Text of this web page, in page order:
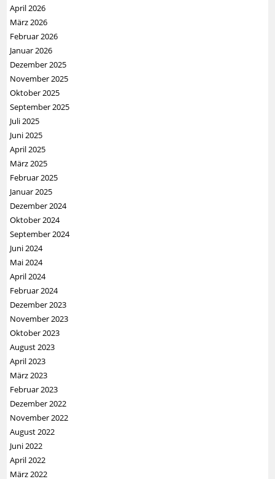
April 2026
März 2026
Februar 2026
Januar 2026
Dezember 2025
November 2025
Oktober 2025
September 2025
Juli 2025
Juni 2025
April 2025
März 2025
Februar 2025
Januar 2025
Dezember 2024
Oktober 2024
September 2024
Juni 2024
Mai 2024
April 2024
Februar 2024
Dezember 2023
November 2023
Oktober 2023
August 2023
April 2023
März 2023
Februar 2023
Dezember 2022
November 2022
August 2022
Juni 2022
April 2022
März 2022